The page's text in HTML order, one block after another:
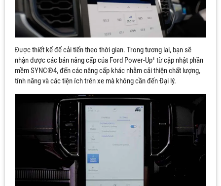
Được thiết kế để cải tiến theo thời gian. Trong tương lai, bạn sẽ
nhận được các bản nâng cấp của Ford Power-Up¹ từ cập nhật phần
mềm SYNC®4, đến các nâng cấp khác nhằm cải thiện chất lượng,
tính năng và các tiện ích trên xe mà không cần đến Đại lý.